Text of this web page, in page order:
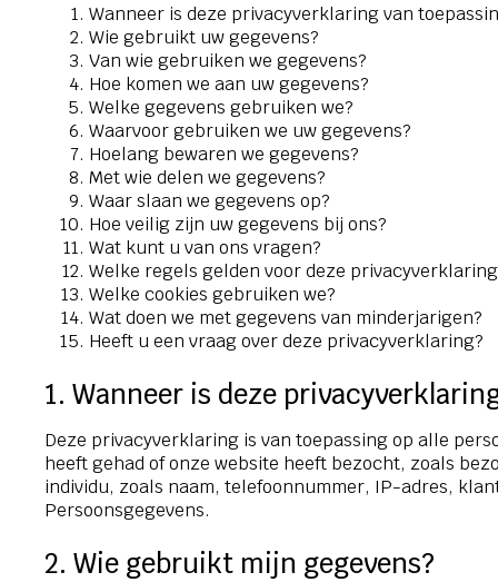
Wanneer is deze privacyverklaring van
Wie gebruikt uw gegevens?
Van wie gebruiken we gegevens?
Hoe komen we aan uw gegevens?
Welke gegevens gebruiken we?
Waarvoor gebruiken we uw gegevens?
Hoelang bewaren we gegevens?
Met wie delen we gegevens?
Waar slaan we gegevens op?
Hoe veilig zijn uw gegevens bij ons?
Wat kunt u van ons vragen?
Welke regels gelden voor deze
Welke cookies gebruiken we?
Wat doen we met gegevens van minderjarigen?
Heeft u een vraag over deze privacyverklaring?
1. Wanneer is deze
Deze privacyverklaring is van toepassing op alle
heeft gehad of onze website heeft bezocht, zoals
individu, zoals naam, telefoonnummer, IP-adres,
Persoonsgegevens.
2. Wie gebruikt mijn gegevens?